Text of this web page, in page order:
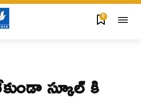
0
స్కూల్ కి